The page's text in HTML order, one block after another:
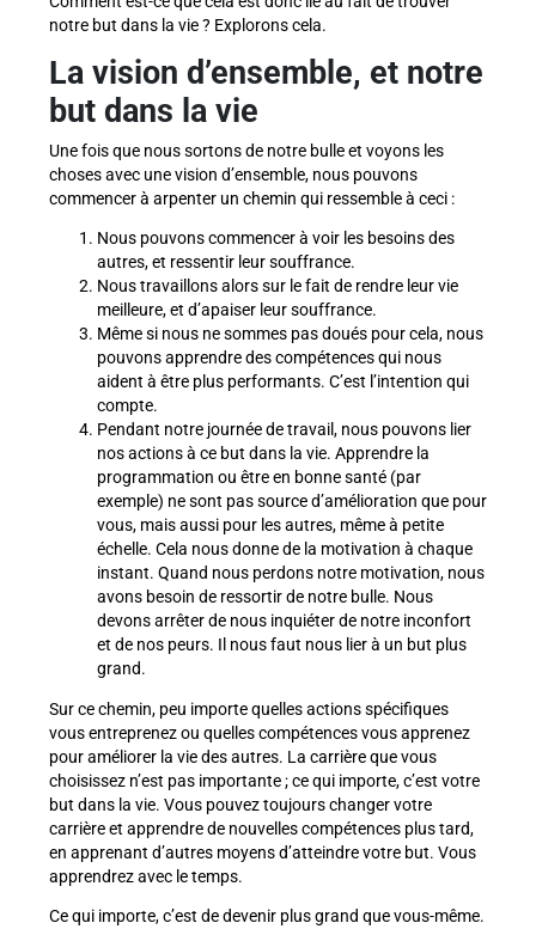
notre but dans la vie ? Explorons cela.
La vision d’ensemble, et notre
but dans la vie
Une fois que nous sortons de notre bulle et voyons les
choses avec une vision d’ensemble, nous pouvons
commencer à arpenter un chemin qui ressemble à ceci :
Nous pouvons commencer à voir les besoins des
autres, et ressentir leur souffrance.
Nous travaillons alors sur le fait de rendre leur vie
meilleure, et d’apaiser leur souffrance.
Même si nous ne sommes pas doués pour cela, nous
pouvons apprendre des compétences qui nous
aident à être plus performants. C’est l’intention qui
compte.
Pendant notre journée de travail, nous pouvons lier
nos actions à ce but dans la vie. Apprendre la
programmation ou être en bonne santé (par
exemple) ne sont pas source d’amélioration que pour
vous, mais aussi pour les autres, même à petite
échelle. Cela nous donne de la motivation à chaque
instant. Quand nous perdons notre motivation, nous
avons besoin de ressortir de notre bulle. Nous
devons arrêter de nous inquiéter de notre inconfort
et de nos peurs. Il nous faut nous lier à un but plus
grand.
Sur ce chemin, peu importe quelles actions spécifiques
vous entreprenez ou quelles compétences vous apprenez
pour améliorer la vie des autres. La carrière que vous
choisissez n’est pas importante ; ce qui importe, c’est votre
but dans la vie. Vous pouvez toujours changer votre
carrière et apprendre de nouvelles compétences plus tard,
en apprenant d’autres moyens d’atteindre votre but. Vous
apprendrez avec le temps.
Ce qui importe, c’est de devenir plus grand que vous-même.